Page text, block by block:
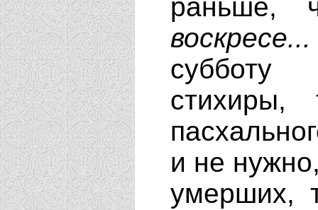
субботу
стихиры,
и не
умерших,